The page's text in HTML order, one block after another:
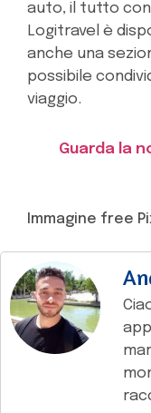
auto, il tutto
Logitravel è
anche una
possibile
viaggio.
Guarda la
Immagine free